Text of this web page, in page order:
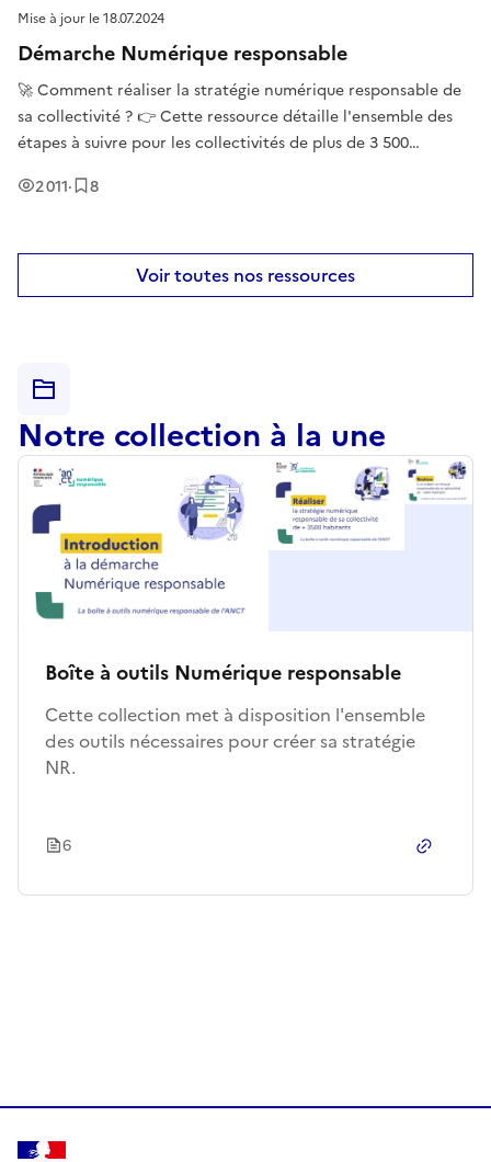
Mise à jour le18.07.2024
Démarche Numérique responsable
🚀 Comment réaliser la stratégie numérique responsable de
sa collectivité ? 👉 Cette ressource détaille l'ensemble des
étapes à suivre pour les collectivités de plus de 3 500
d'information.
2 011Vues
· 8Enregistrement
Voir toutes nos ressources
Notre collection à la une
Boîte à outils Numérique responsable
Cette collection met à disposition l'ensemble
des outils nécessaires pour créer sa stratégie
NR.
6 Copier